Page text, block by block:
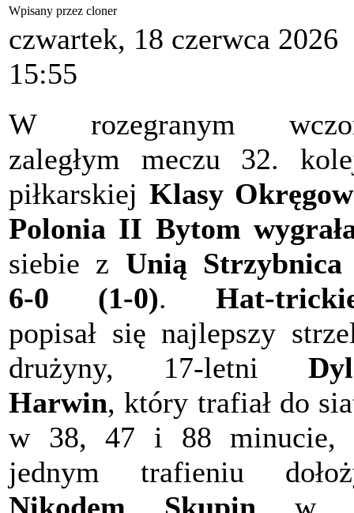
Wpisany przez cloner
czwartek, 18 czerwca 2026
15:55
W rozegranym
zaległym meczu 32.
piłkarskiej Klasy
Polonia II Bytom
siebie z Unią Strzybnica
6-0 (1-0). Hat-
popisał się najlepszy
drużyny, 17-letni
Harwin, który trafiał do
w 38, 47 i 88 minucie,
jednym trafieniu